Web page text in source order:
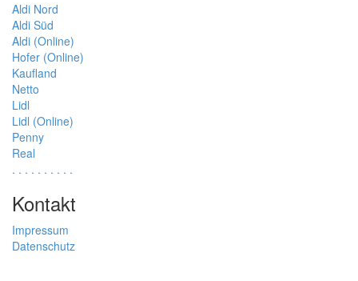
Aldi Nord
Aldi Süd
Aldi (Online)
Hofer (Online)
Kaufland
Netto
Lidl
Lidl (Online)
Penny
Real
. . . . . . . . . .
Kontakt
Impressum
Datenschutz